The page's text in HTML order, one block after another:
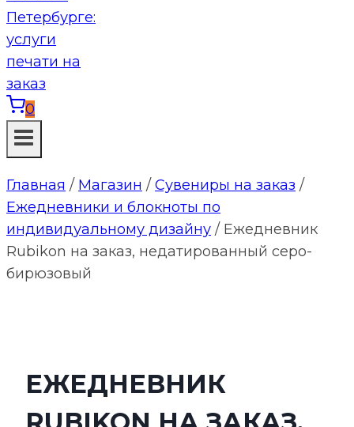
0
Главная / Магазин / Сувениры на заказ /
Ежедневники и блокноты по
индивидуальному дизайну / Ежедневник
Rubikon на заказ, недатированный серо-
бирюзовый
ЕЖЕДНЕВНИК